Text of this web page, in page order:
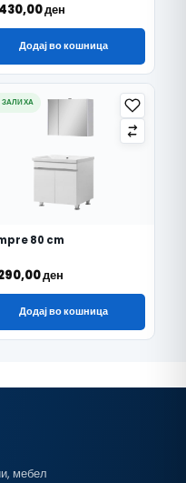
ден
Додај во кошница
ЗАЛИХА
80 cm
ден
Додај во кошница
мебел